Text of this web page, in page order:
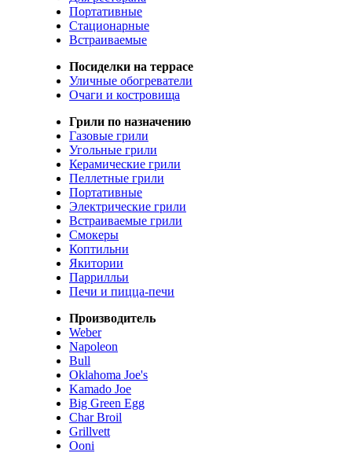
Портативные
Стационарные
Встраиваемые
Посиделки на террасе
Уличные обогреватели
Очаги и костровища
Грили по назначению
Газовые грили
Угольные грили
Керамические грили
Пеллетные грили
Портативные
Электрические грили
Встраиваемые грили
Смокеры
Коптильни
Якитории
Паррилльи
Печи и пицца-печи
Производитель
Weber
Napoleon
Bull
Oklahoma Joe's
Kamado Joe
Big Green Egg
Char Broil
Grillvett
Ooni